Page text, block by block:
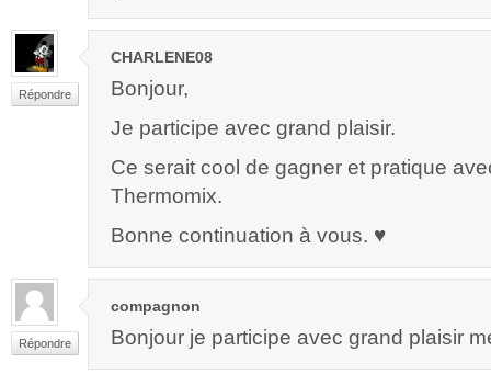
Répondre
CHARLENE08
Bonjour,
Je participe avec grand plaisir.
Ce serait cool de gagner et pratique
Thermomix.
Bonne continuation à vous. ♥
Répondre
compagnon
Bonjour je participe avec grand plaisir